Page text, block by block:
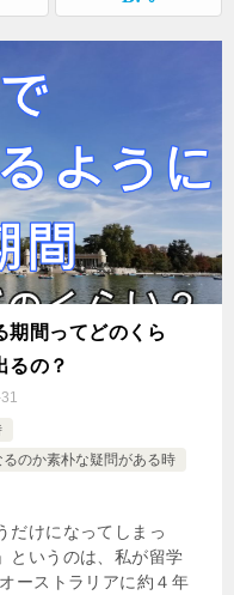
期間ってどのくら
るの？
のか素朴な疑問がある時
だけになってしまっ
というのは、私が留学
ーストラリアに約４年